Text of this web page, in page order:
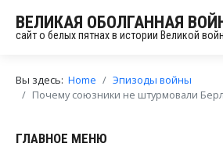
ВЕЛИКАЯ ОБОЛГАННАЯ
сайт о белых пятнах в истории Великой
Вы здесь: Home
Эпизоды войны
Почему союзники не штурмовали
ГЛАВНОЕ МЕНЮ